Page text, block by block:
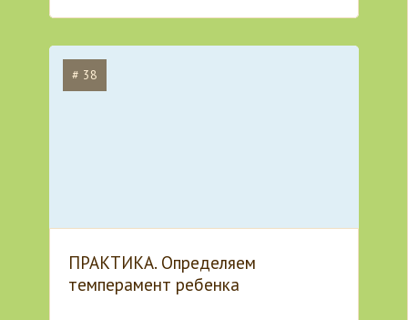
# 38
ПРАКТИКА. Определяем
темперамент ребенка